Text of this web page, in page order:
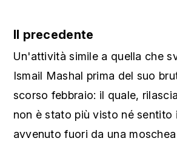
Il precedente
Un'attività simile a quella che
Ismail Mashal prima del suo
scorso febbraio: il quale,
non è stato più visto né sentito
avvenuto fuori da una